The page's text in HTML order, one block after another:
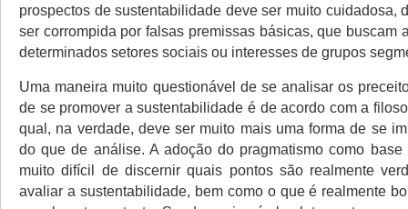
prospectos de sustentabilidade deve ser muito cuidadosa,
ser corrompida por falsas premissas básicas, que buscam
determinados setores sociais ou interesses de grupos
Uma maneira muito questionável de se analisar os
de se promover a sustentabilidade é de acordo com a
qual, na verdade, deve ser muito mais uma forma de se
do que de análise. A adoção do pragmatismo como
muito difícil de discernir quais pontos são realmente
avaliar a sustentabilidade, bem como o que é realmente